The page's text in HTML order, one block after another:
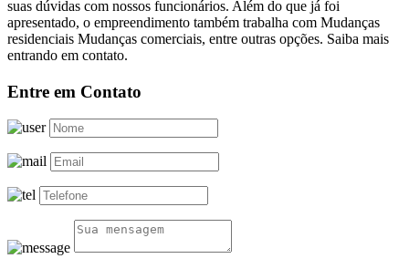
suas dúvidas com nossos funcionários. Além do que já foi
apresentado, o empreendimento também trabalha com Mudanças
residenciais Mudanças comerciais, entre outras opções. Saiba mais
entrando em contato.
Entre em Contato